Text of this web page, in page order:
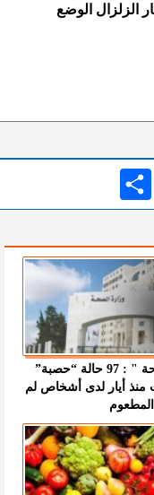
الزلزال الوضع
انشر
" الصحة " : 97 حالة “حصبة”
أيار لدى أشخاص لم
المطعوم